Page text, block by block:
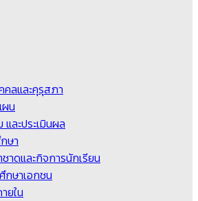
คลและคุรุสภา
ผน
ละประเมินผล
ษา
าดและกิจการนักเรียน
กษาเอกชน
ยใน